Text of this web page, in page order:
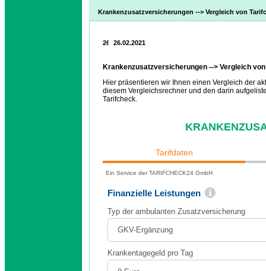
Krankenzusatzversicherungen --> Vergleich von
26.02.2021
Krankenzusatzversicherungen --> Vergleich
Hier präsentieren wir Ihnen einen Vergleich der
diesem Vergleichsrechner und den darin
Tarifcheck.